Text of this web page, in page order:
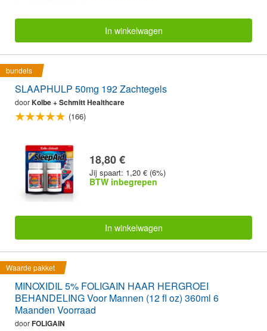
In winkelwagen
bundels
SLAAPHULP 50mg 192 Zachtegels
doorKolbe + Schmitt Healthcare
(166)
18,80 €
Jij spaart: 1,20 € (6%)
BTW inbegrepen
In winkelwagen
Waarde pakket
MINOXIDIL 5% FOLIGAIN HAAR HERGROEI
BEHANDELING Voor Mannen (12 fl oz) 360ml 6
Maanden Voorraad
doorFOLIGAIN